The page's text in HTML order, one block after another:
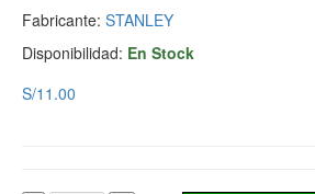
Fabricante: STANLEY
Disponibilidad: En Stock
S/11.00